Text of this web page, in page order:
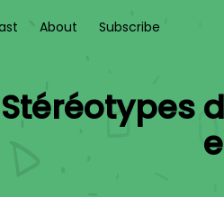
About Subscribe
Stéréotypes